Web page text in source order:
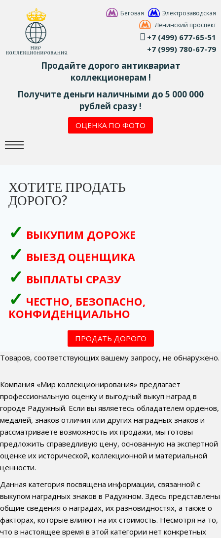
Беговая
Электрозаводская
Ленинский проспект
+7 (499) 677-65-51
+7 (999) 780-67-79
Продайте дорого антиквариат
коллекционерам !
Получите деньги наличными до 5 000 000
рублей сразу !
ОЦЕНКА ПО ФОТО
ХОТИТЕ ПРОДАТЬ
ДОРОГО?
ВЫКУПИМ ДОРОЖЕ
ВЫЕЗД ОЦЕНЩИКА
ВЫПЛАТЫ СРАЗУ
ЧЕСТНО, БЕЗОПАСНО,
КОНФИДЕНЦИАЛЬНО
ПРОДАТЬ ДОРОГО
Товаров, соответствующих вашему запросу, не обнаружено.
Компания «Мир коллекционирования» предлагает
профессиональную оценку и выгодный выкуп наград в
городе Радужный. Если вы являетесь обладателем орденов,
медалей, знаков отличия или других наградных знаков и
рассматриваете возможность их продажи, мы готовы
предложить справедливую цену, основанную на экспертной
оценке их исторической, коллекционной и материальной
ценности.
Данная категория посвящена информации, связанной с
выкупом наградных знаков в Радужном. Здесь представлены
общие сведения о наградах, их разновидностях, а также о
факторах, которые влияют на их стоимость. Несмотря на то,
что в настоящее время в этой категории нет конкретных